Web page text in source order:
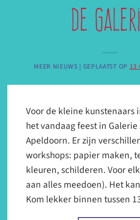
de
MEER NIEUWS | GEPLAATST OP 13
Voor de kleine kunstenaars
het vandaag feest in
Apeldoorn. Er zijn
workshops: papier maken,
kleuren, schilderen. Voor
aan alles meedoen). Het
Kom lekker binnen tussen